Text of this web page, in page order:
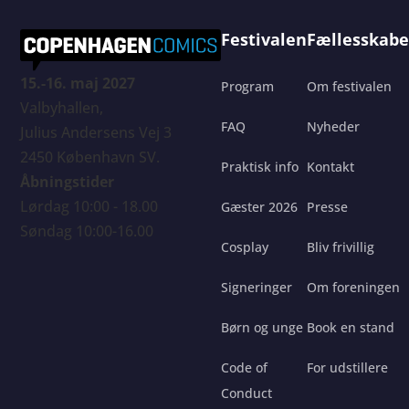
15.-16. maj 2027
Valbyhallen,
Julius Andersens Vej 3
2450 København SV.
Åbningstider
Lørdag 10:00 - 18.00
Søndag 10:00-16.00
Festivalen
Program
FAQ
Praktisk info
Gæster 2026
Cosplay
Signeringer
Børn og unge
Code of
Conduct
Om festivalen
Nyheder
Kontakt
Presse
Bliv frivillig
Om foreningen
Book en stand
For udstillere